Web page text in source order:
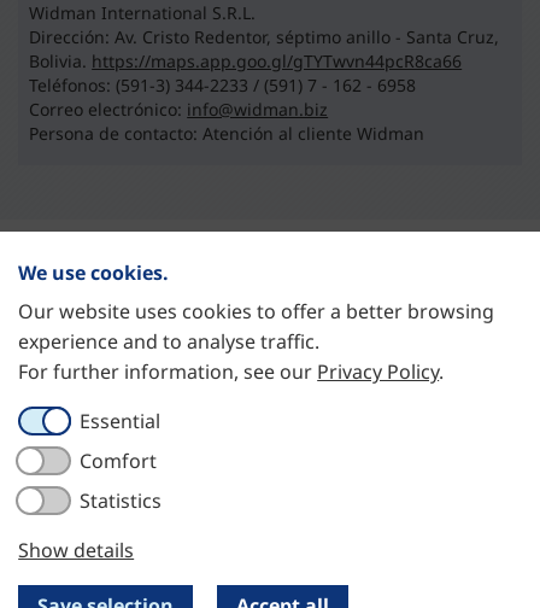
Widman International S.R.L.
Dirección: Av. Cristo Redentor, séptimo anillo - Santa Cruz,
Bolivia. https://maps.app.goo.gl/gTYTwvn44pcR8ca66
Teléfonos: (591-3) 344-2233 / (591) 7 - 162 - 6958
Correo electrónico: info@widman.biz
Persona de contacto: Atención al cliente Widman
STC-Steyr Wälzlager Deutschland GmbH
Rosenthaler Straße 40/41
10178 Berlin, Germany
+49 (0)30-3450626-0
+49 (0)30-3450626-26
info@stc-steyr.com
Cookie Settings
We use cookies.
Our website uses cookies to offer a better browsing
experience and to analyse traffic.
For further information, see our Privacy Policy.
Essential
Comfort
Statistics
Show details